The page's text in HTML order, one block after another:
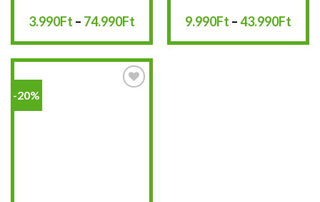
3.990Ft – 74.990Ft Ártartomány:
-
74.990Ft
9.990Ft –43.990Ft
-
-20%